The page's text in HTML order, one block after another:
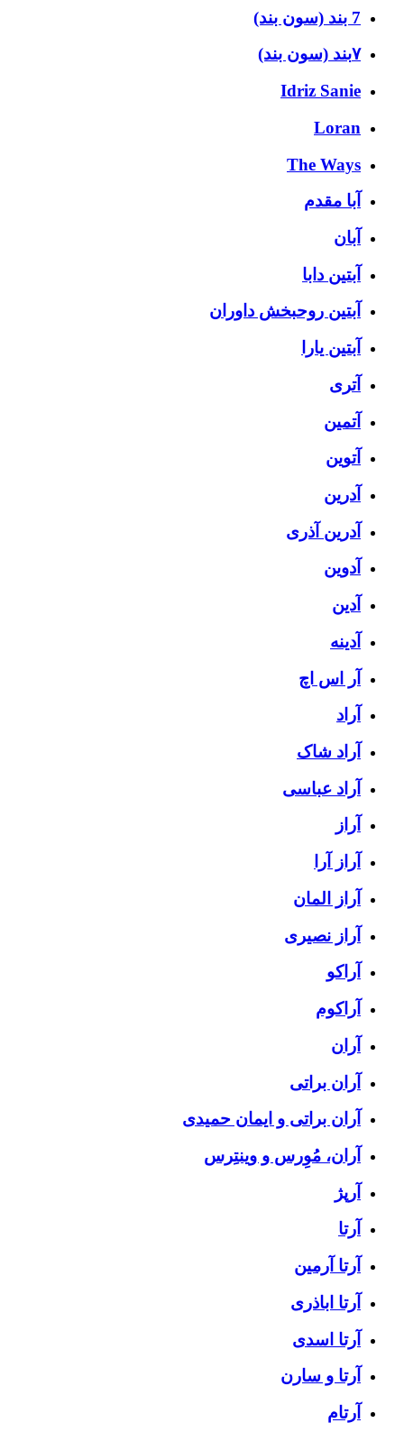
7 بند (سون بند)
۷بند (سون بند)
Idriz Sanie
Loran
The Ways
آبا مقدم
آبان
آبتین دابا
آبتین روحبخش داوران
آبتین یارا
آتری
آتمین
آتوین
آدرین
آدرین آذری
آدوین
آدین
آدینه
آر اس اچ
آراد
آراد شاک
آراد عباسی
آراز
آراز آرا
آراز المان
آراز نصیری
آراکو
آراکوم
آران
آران براتی
آران براتی و ایمان حمیدی
آران، مُوِرس و وینتِرس
آرپژ
آرتا
آرتا آرمین
آرتا اباذری
آرتا اسدی
آرتا و سارن
آرتام